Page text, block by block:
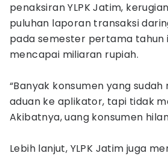
penaksiran YLPK Jatim,
puluhan laporan transaksi
pada semester pertama tahun
mencapai miliaran rupiah.
“Banyak konsumen yang
aduan ke aplikator, tapi tidak
Akibatnya, uang konsumen
Lebih lanjut, YLPK Jatim juga